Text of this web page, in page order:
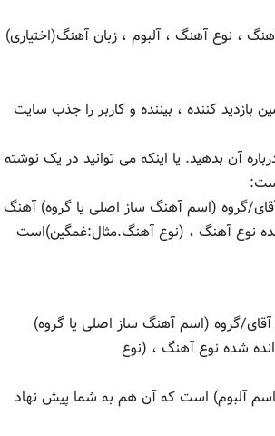
، نوع آهنگ ، آلبوم ، زبان آهنگ(اختیاری)
کننده ، بیننده و کاربر را جذب سایت
آن بدهید. یا اینکه می توانید در یک نوشته
گروه (اسم آهنگ ساز اصلی یا گروه) آهنگ
نوع آهنگ ، (نوع آهنگ.مثال:غمگین)است
گروه (اسم آهنگ ساز اصلی یا گروه)
شده نوع آهنگ ، (نوع
آلبوم) است که آن هم به شما پیش نهاد